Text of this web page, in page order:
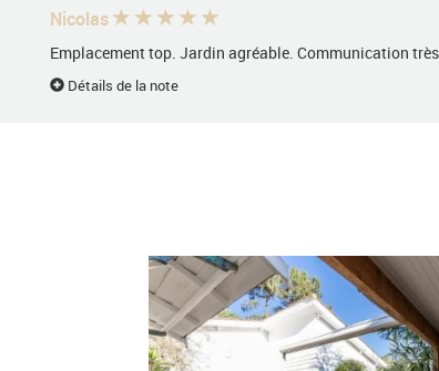
Nicolas
Emplacement top. Jardin agréable. Communication
Détails de la note
Situation idéal
Détails de la note